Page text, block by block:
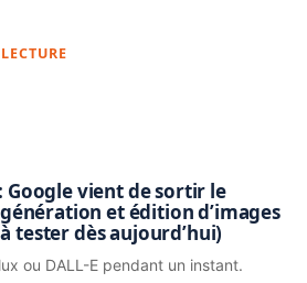
Google vient de sortir le
et édition d’images
tester dès aujourd’hui)
ou DALL-E pendant un instant.